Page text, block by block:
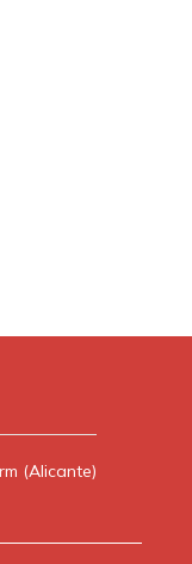
(Alicante)